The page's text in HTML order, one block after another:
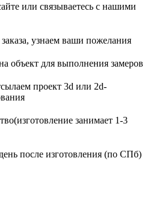
или связываетесь с нашими
узнаем ваши пожелания
объект для выполнения замеров
проект 3d или 2d-
занимает 1-3
после изготовления (по СПб)